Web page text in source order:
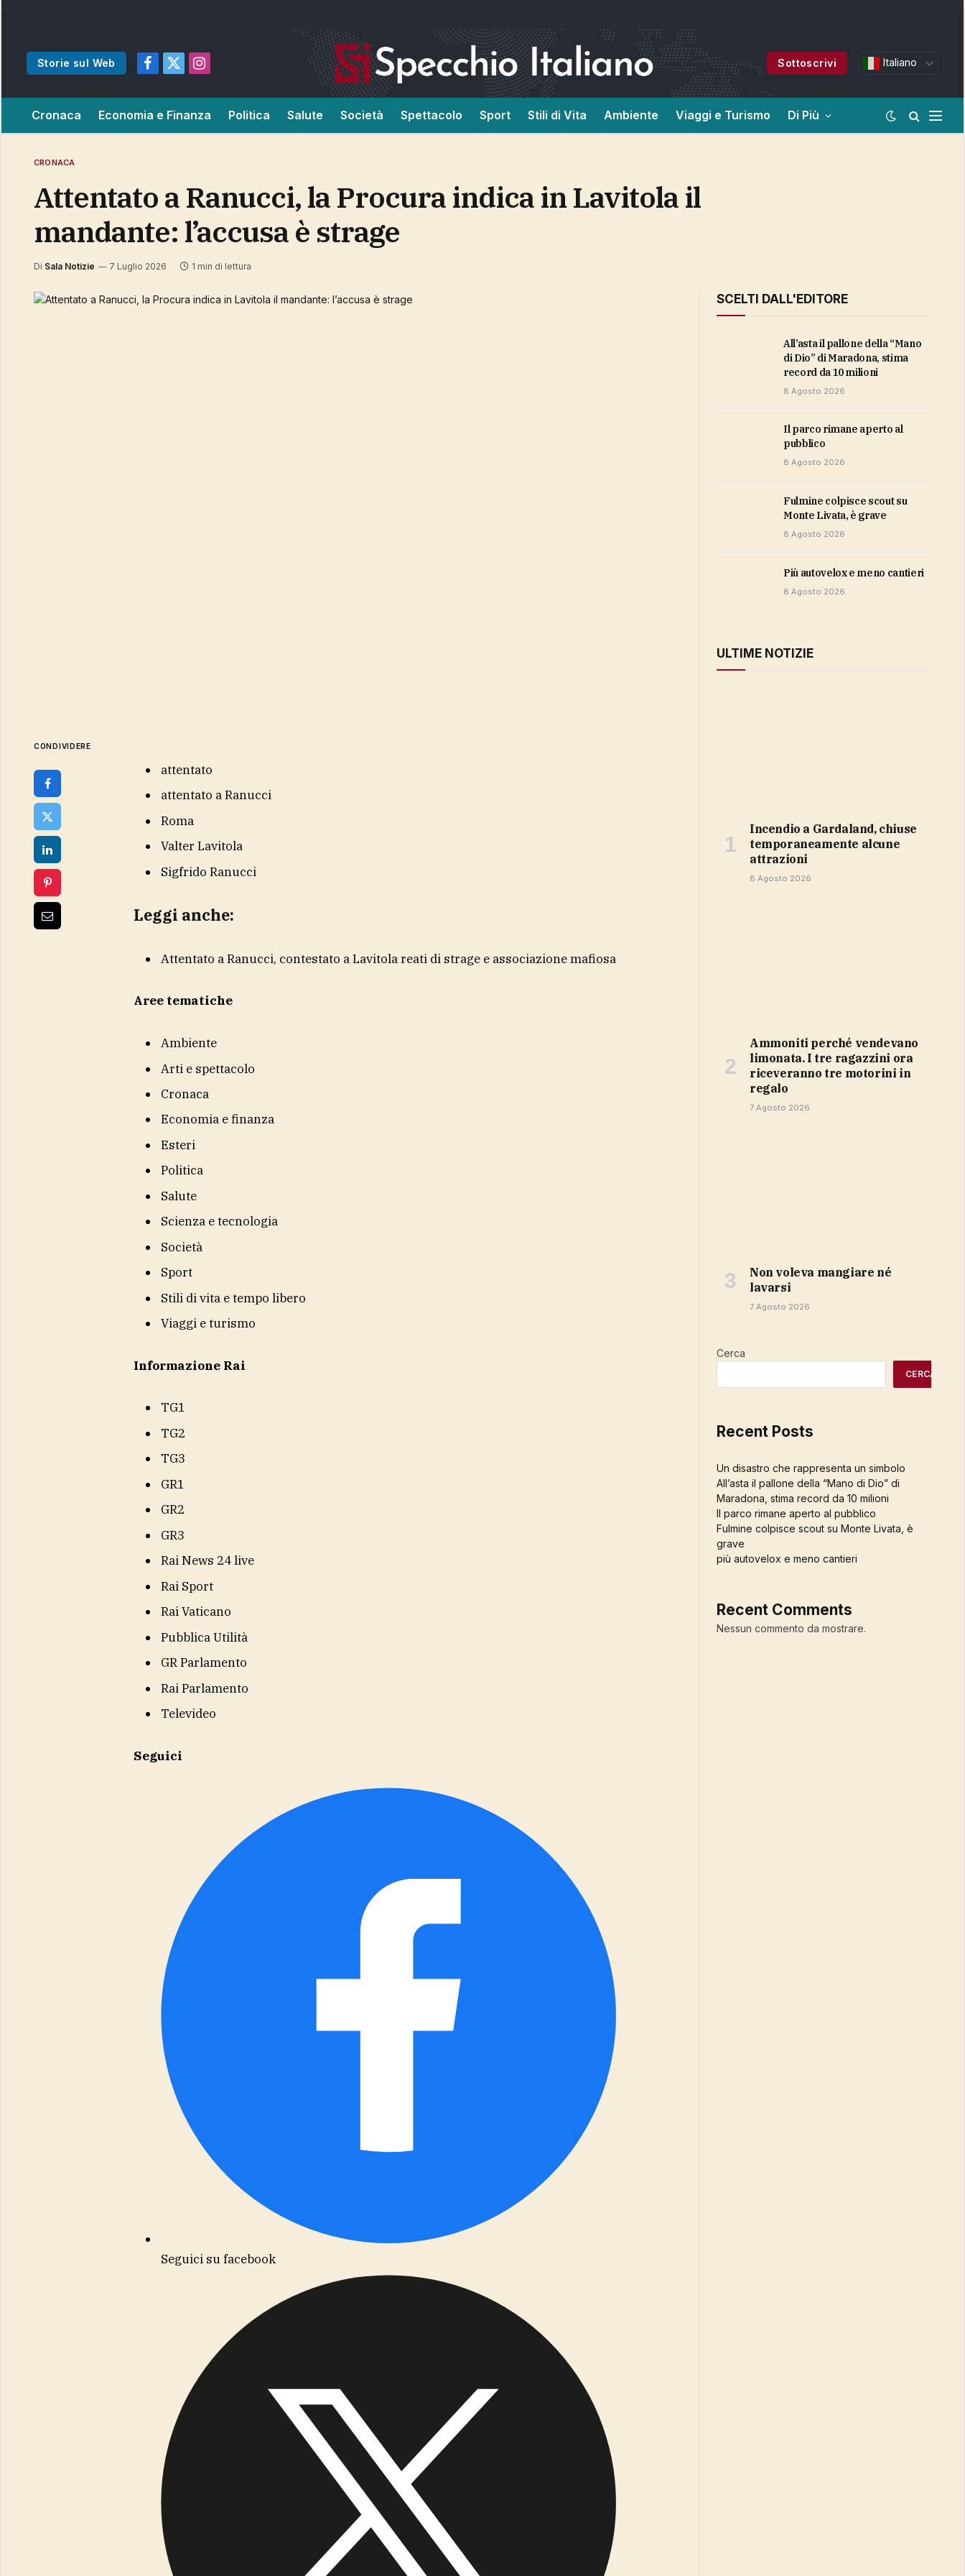
Storie sul Web
Facebook
X
Instagram
Sottoscrivi Italiano
Cronaca Economia e Finanza Politica Salute Società Spettacolo Sport Stili di Vita Ambiente Viaggi e Turismo Di Più
CRONACA
Attentato a Ranucci, la Procura indica in Lavitola il
mandante: l’accusa è strage
Di Sala Notizie 7 Luglio 2026 1 min di lettura
CONDIVIDERE
attentato
attentato a Ranucci
Roma
Valter Lavitola
Sigfrido Ranucci
Leggi anche:
Attentato a Ranucci, contestato a Lavitola reati di strage e associazione mafiosa
Aree tematiche
Ambiente
Arti e spettacolo
Cronaca
Economia e finanza
Esteri
Politica
Salute
Scienza e tecnologia
Società
Sport
Stili di vita e tempo libero
Viaggi e turismo
Informazione Rai
TG1
TG2
TG3
GR1
GR2
GR3
Rai News 24 live
Rai Sport
Rai Vaticano
Pubblica Utilità
GR Parlamento
Rai Parlamento
Televideo
Seguici
Seguici su facebook
SCELTI DALL'EDITORE
All’asta il pallone della “Mano
di Dio” di Maradona, stima
record da 10 milioni
8 Agosto 2026
Il parco rimane aperto al
pubblico
8 Agosto 2026
Fulmine colpisce scout su
Monte Livata, è grave
8 Agosto 2026
più autovelox e meno cantieri
8 Agosto 2026
ULTIME NOTIZIE
Incendio a Gardaland, chiuse
temporaneamente alcune
attrazioni
8 Agosto 2026
Ammoniti perché vendevano
limonata. I tre ragazzini ora
riceveranno tre motorini in
regalo
7 Agosto 2026
Non voleva mangiare né
lavarsi
7 Agosto 2026
Cerca
CERCA
Recent Posts
Un disastro che rappresenta un simbolo
All’asta il pallone della “Mano di Dio” di
Maradona, stima record da 10 milioni
Il parco rimane aperto al pubblico
Fulmine colpisce scout su Monte Livata, è
grave
più autovelox e meno cantieri
Recent Comments
Nessun commento da mostrare.